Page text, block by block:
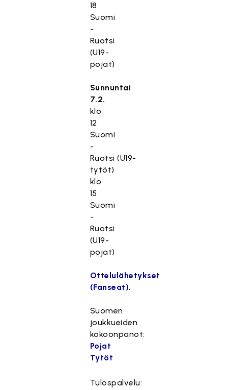
18
Suomi
-
Ruotsi
(U19-
pojat)
Sunnuntai
7.2.
klo
12
Suomi
-
Ruotsi (U19-
tytöt)
klo
15
Suomi
-
Ruotsi
(U19-
pojat)
Ottelulähetykset
(Fanseat).
Suomen
joukkueiden
kokoonpanot:
Pojat
Tytöt
Tulospalvelu: